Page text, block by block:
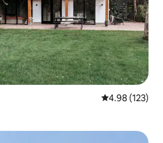
從 123 則評價
4.98 (123)